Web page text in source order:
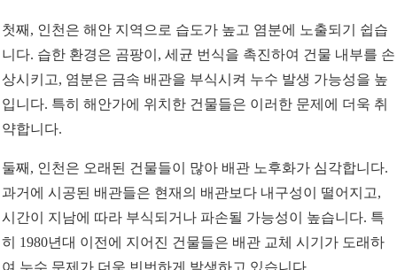
첫째, 인천은 해안 지역으로 습도가 높고 염분에 노출되기 쉽습
니다. 습한 환경은 곰팡이, 세균 번식을 촉진하여 건물 내부를 손
상시키고, 염분은 금속 배관을 부식시켜 누수 발생 가능성을 높
입니다. 특히 해안가에 위치한 건물들은 이러한 문제에 더욱 취
약합니다.
둘째, 인천은 오래된 건물들이 많아 배관 노후화가 심각합니다.
과거에 시공된 배관들은 현재의 배관보다 내구성이 떨어지고,
시간이 지남에 따라 부식되거나 파손될 가능성이 높습니다. 특
히 1980년대 이전에 지어진 건물들은 배관 교체 시기가 도래하